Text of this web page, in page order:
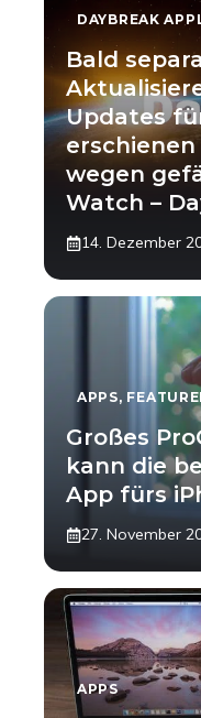
DAYBREAK
Bald
Updates
wegen
Watch –
14. Dezember
APPS,
Großes
kann die
App fürs
27. November
APPS